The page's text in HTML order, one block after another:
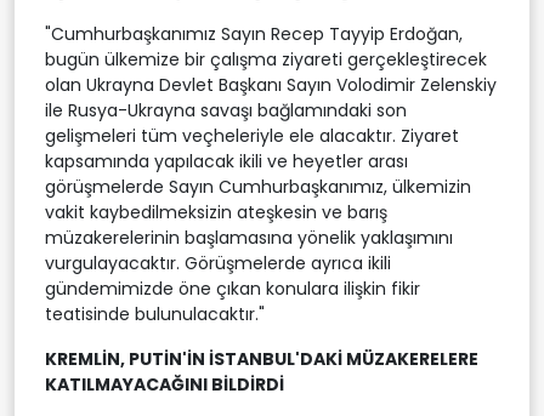
"Cumhurbaşkanımız Sayın Recep Tayyip Erdoğan,
bugün ülkemize bir çalışma ziyareti gerçekleştirecek
olan Ukrayna Devlet Başkanı Sayın Volodimir Zelenskiy
ile Rusya-Ukrayna savaşı bağlamındaki son
gelişmeleri tüm veçheleriyle ele alacaktır. Ziyaret
kapsamında yapılacak ikili ve heyetler arası
görüşmelerde Sayın Cumhurbaşkanımız, ülkemizin
vakit kaybedilmeksizin ateşkesin ve barış
müzakerelerinin başlamasına yönelik yaklaşımını
vurgulayacaktır. Görüşmelerde ayrıca ikili
gündemimizde öne çıkan konulara ilişkin fikir
teatisinde bulunulacaktır."
KREMLİN, PUTİN'İN İSTANBUL'DAKİ MÜZAKERELERE
KATILMAYACAĞINI BİLDİRDİ